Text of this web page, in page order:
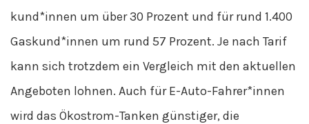
kund*innen um über 30 Prozent und für rund 1.400
Gaskund*innen um rund 57 Prozent. Je nach Tarif
kann sich trotzdem ein Vergleich mit den aktuellen
Angeboten lohnen. Auch für E-Auto-Fahrer*innen
wird das Ökostrom-Tanken günstiger, die